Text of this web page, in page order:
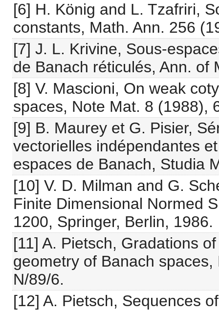
[6] H. König and L. Tzafriri,
constants, Math. Ann. 256
[7] J. L. Krivine, Sous-
de Banach réticulés, Ann. of
[8] V. Mascioni, On weak
spaces, Note Mat. 8 (1988),
[9] B. Maurey et G. Pisier,
vectorielles indépendantes
espaces de Banach, Studia
[10] V. D. Milman and G.
Finite Dimensional Normed
1200, Springer, Berlin, 1986.
[11] A. Pietsch, Gradations
geometry of Banach
N/89/6.
[12] A. Pietsch, Sequences